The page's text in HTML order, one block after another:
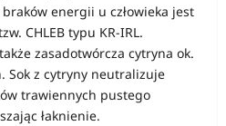
energii u człowieka jest
CHLEB typu KR-IRL.
zasadotwórcza cytryna ok.
Sok z cytryny neutralizuje
trawiennych pustego
łaknienie.